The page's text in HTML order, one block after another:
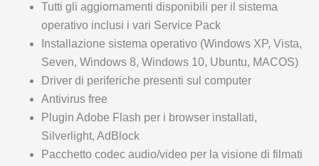
Tutti gli aggiornamenti disponibili per il sistema
operativo inclusi i vari Service Pack
Installazione sistema operativo (Windows XP, Vista,
Seven, Windows 8, Windows 10, Ubuntu, MACOS)
Driver di periferiche presenti sul computer
Antivirus free
Plugin Adobe Flash per i browser installati,
Silverlight, AdBlock
Pacchetto codec audio/video per la visione di filmati